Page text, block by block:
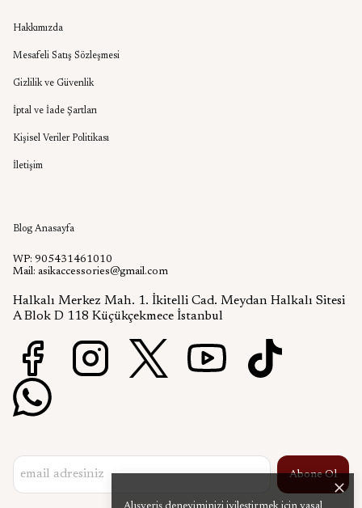
Hakkımızda
Mesafeli Satış Sözleşmesi
Gizlilik ve Güvenlik
İptal ve İade Şartları
Kişisel Veriler Politikası
İletişim
Blog Anasayfa
WP: 905431461010
Mail: asikaccessories@gmail.com
Halkalı Merkez Mah. 1. İkitelli Cad. Meydan Halkalı Sitesi
A Blok D 118 Küçükçekmece İstanbul
Abone Ol